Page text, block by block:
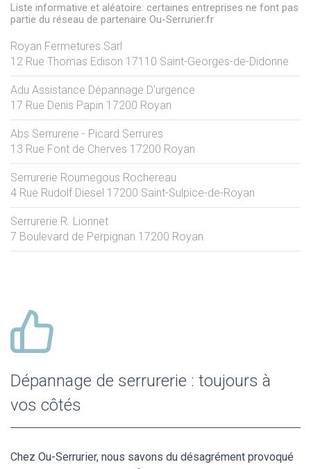
Liste informative et aléatoire: certaines entreprises ne font pas
partie du réseau de partenaire Ou-Serrurier.fr
Royan Fermetures Sarl
12 Rue Thomas Edison 17110 Saint-Georges-de-Didonne
Adu Assistance Dépannage D'urgence
17 Rue Denis Papin 17200 Royan
Abs Serrurerie - Picard Serrures
13 Rue Font de Cherves 17200 Royan
Serrurerie Roumegous Rochereau
4 Rue Rudolf Diesel 17200 Saint-Sulpice-de-Royan
Serrurerie R. Lionnet
7 Boulevard de Perpignan 17200 Royan
Dépannage de serrurerie : toujours à
vos côtés
Chez Ou-Serrurier, nous savons du désagrément provoqué